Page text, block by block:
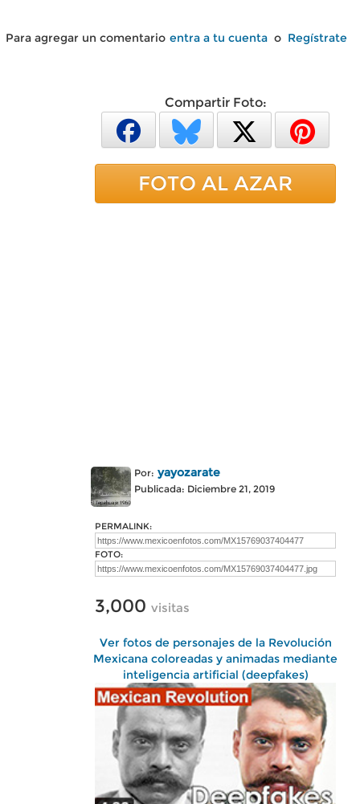
Para agregar un comentario entra a tu cuenta o Regístrate
Compartir Foto:
FOTO AL AZAR
Por: yayozarate
Publicada: Diciembre 21, 2019
PERMALINK:
FOTO:
3,000 visitas
Ver fotos de personajes de la Revolución
Mexicana coloreadas y animadas mediante
inteligencia artificial (deepfakes)